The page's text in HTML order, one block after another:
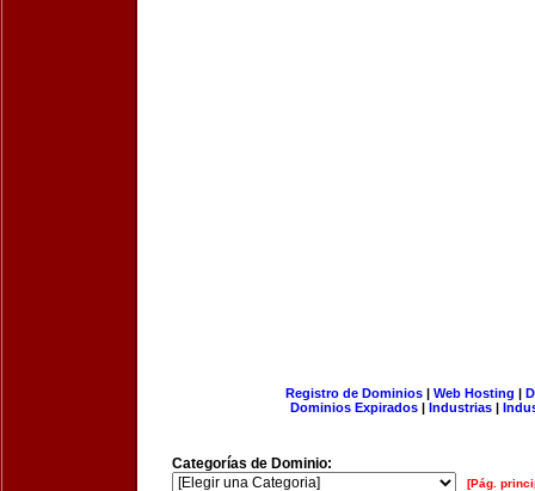
Registro de Dominios| Web Hosting |
Dominios Expirados | Industrias |
Categorías de Dominio:
[Pág.